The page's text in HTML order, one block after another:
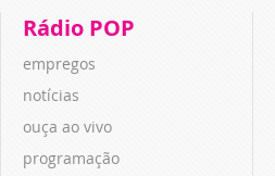
Rádio POP
empregos
notícias
ouça ao vivo
programação